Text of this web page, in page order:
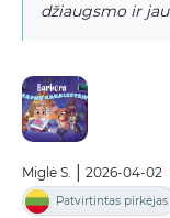
džiaugsmo ir
Miglė S. 2026-04-02
Patvirtintas pirkėjas